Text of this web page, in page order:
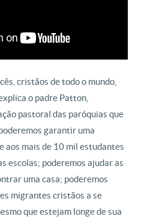
cristãos de todo o mundo,
o padre Patton,
pastoral das paróquias que
garantir uma
aos mais de 10 mil estudantes
escolas; poderemos ajudar as
uma casa; poderemos
migrantes cristãos a se
que estejam longe de sua